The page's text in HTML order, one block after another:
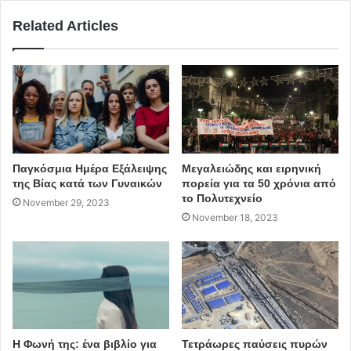
περίπατος Περιοδικό δρόμου Σχέδια
Related Articles
Παγκόσμια Ημέρα Εξάλειψης
της Βίας κατά των Γυναικών
November 29, 2023
Μεγαλειώδης και ειρηνική
πορεία για τα 50 χρόνια από
το Πολυτεχνείο
November 18, 2023
Η Φωνή της: ένα βιβλίο για Τετράωρες παύσεις πυρών